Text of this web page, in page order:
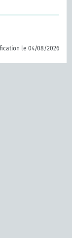
le 04/08/2026